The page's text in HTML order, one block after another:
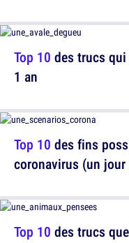
Top 10 des fins
coronavirus (un
Top 10 des trucs
1 an
Top 10 des trucs